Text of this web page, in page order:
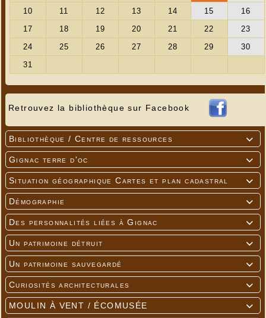
Retrouvez la bibliothèque sur Facebook

Bibliothèque / Centre de ressources

Gignac terre d'oc

Situation géographique Cartes et plan cadastral

Démographie

Des personnalités liées à Gignac

Un patrimoine détruit

Un patrimoine sauvegardé

Curiosités architecturales

MOULIN À VENT / ÉCOMUSÉE